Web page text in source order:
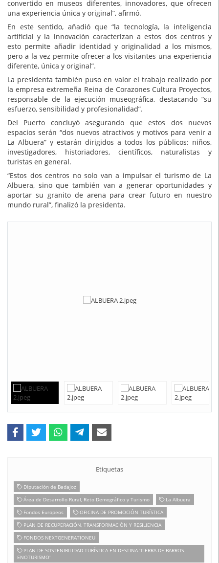
convertido en museos diferentes, innovadores, que ofrecen
una experiencia única y original”, afirmó.
En este sentido, añadió que “la tecnología, la inteligencia
artificial y la innovación caracterizan a estos dos centros y
esto permite añadir identidad y originalidad a los mismos,
pero a la vez permite ofrecer a los visitantes una experiencia
diferente, única y original”.
La presidenta también puso en valor el trabajo realizado por
la empresa extremeña Reina de Corazones Cultura Proyectos,
responsable de la ejecución museográfica, destacando “su
esfuerzo, sensibilidad y profesionalidad”.
Del Puerto concluyó asegurando que estos dos nuevos
espacios serán “dos nuevos atractivos y motivos para venir a
La Albuera” y estarán dirigidos a todos los públicos: niños,
investigadores, historiadores, científicos, naturalistas y
turistas en general.
“Estos dos centros no solo van a impulsar el turismo de La
Albuera, sino que también van a generar oportunidades y
aportar su granito de arena para crear futuro en nuestro
mundo rural”, finalizó la presidenta.
Etiquetas
Diputación de Badajoz
Área de Desarrollo Rural, Reto Demográfico y Turismo
La Albuera
Fondos Europeos
OFICINA DE PROMOCIÓN TURÍSTICA
PLAN DE RECUPERACIÓN, TRANSFORMACIÓN Y RESILIENCIA
FONDOS NEXTGENERATIONEU
PLAN DE SOSTENIBILIDAD TURÍSTICA EN DESTINA 'TIERRA DE BARROS-
ENOTURISMO'